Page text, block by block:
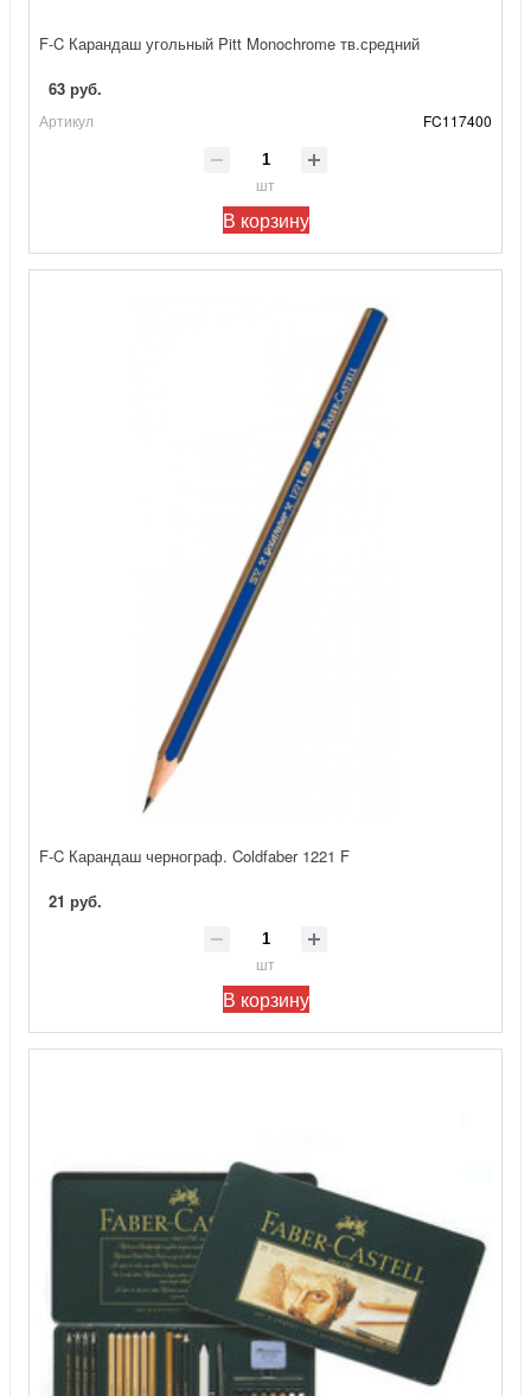
F-C Карандаш угольный Pitt Monochrome тв.средний
63 руб.
Артикул FC117400
шт
В корзину
F-C Карандаш чернограф. Coldfaber 1221 F
21 руб.
шт
В корзину